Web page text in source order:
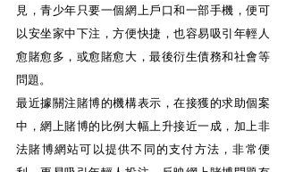
見，青少年只要一個網上戶口和一部手機，便可
以安坐家中下注，方便快捷，也容易吸引年輕人
愈賭愈多，或愈賭愈大，最後衍生債務和社會等
問題。
最近據關注賭博的機構表示，在接獲的求助個案
中，網上賭博的比例大幅上升接近一成，加上非
法賭博網站可以提供不同的支付方法，非常便